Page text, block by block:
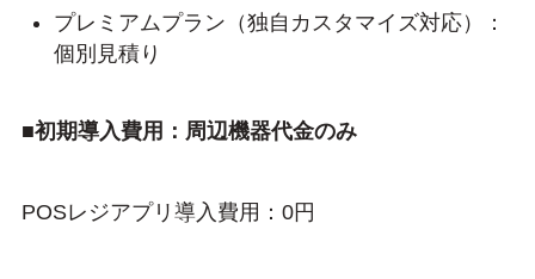
プレミアムプラン（独自カスタマイズ対応）：
個別見積り
■初期導入費用：周辺機器代金のみ
POSレジアプリ導入費用：0円